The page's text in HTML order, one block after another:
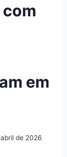
em
de 2026